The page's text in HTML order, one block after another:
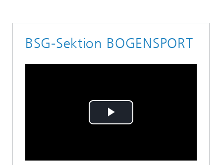
BSG-Sektion BOGENSPORT
Play